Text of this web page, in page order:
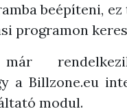
beépíteni,
programon
már
a Billzone.eu
modul.